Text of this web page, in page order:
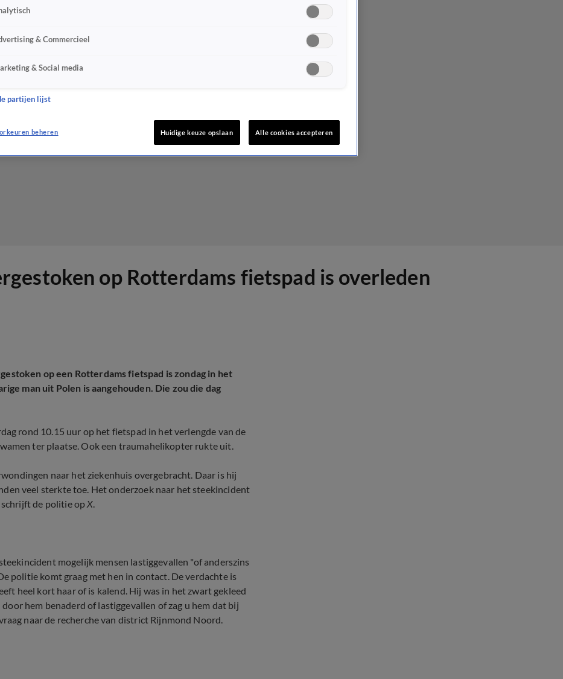
op Rotterdams fietspad is overleden
op een Rotterdams fietspad is zondag in het
man uit Polen is aangehouden. Die zou die dag
rond 10.15 uur op het fietspad in het verlengde van de
ter plaatse. Ook een traumahelikopter rukte uit.
naar het ziekenhuis overgebracht. Daar is hij
veel sterkte toe. Het onderzoek naar het steekincident
schrijft de politie opX.
mogelijk mensen lastiggevallen "of anderszins
politie komt graag met hen in contact. De verdachte is
heel kort haar of is kalend. Hij was in het zwart gekleed
hem benaderd of lastiggevallen of zag u hem dat bij
naar de recherche van district Rijnmond Noord.
& Commercieel
& Social media
partijen lijst
beheren Huidige keuze opslaan Alle cookies accepteren